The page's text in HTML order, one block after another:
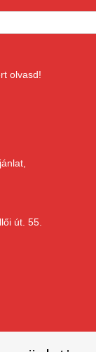
olvasd!
út. 55.